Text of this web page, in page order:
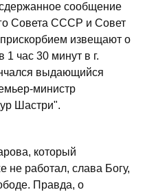
сообщение
Совета СССР и Совет
извещают о
1 час 30 минут в г.
выдающийся
министр
Шастри".
который
не работал, слава Богу,
Правда, о